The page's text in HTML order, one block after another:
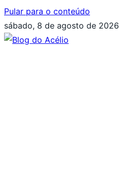
Pular para o conteúdo
sábado, 8 de agosto de 2026